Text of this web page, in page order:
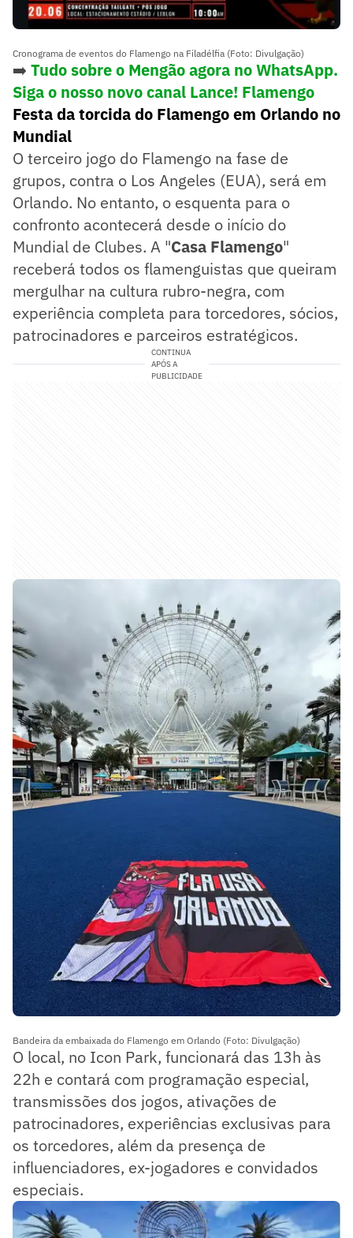
Cronograma de eventos do Flamengo na Filadélfia (Foto: Divulgação)
➡️ Tudo sobre o Mengão agora no WhatsApp.
Siga o nosso novo canal Lance! Flamengo
Festa da torcida do Flamengo em Orlando no
Mundial
O terceiro jogo do Flamengo na fase de
grupos, contra o Los Angeles (EUA), será em
Orlando. No entanto, o esquenta para o
confronto acontecerá desde o início do
Mundial de Clubes. A "Casa Flamengo"
receberá todos os flamenguistas que queiram
mergulhar na cultura rubro-negra, com
experiência completa para torcedores, sócios,
patrocinadores e parceiros estratégicos.
CONTINUA
APÓS A
PUBLICIDADE
Bandeira da embaixada do Flamengo em Orlando (Foto: Divulgação)
O local, no Icon Park, funcionará das 13h às
22h e contará com programação especial,
transmissões dos jogos, ativações de
patrocinadores, experiências exclusivas para
os torcedores, além da presença de
influenciadores, ex-jogadores e convidados
especiais.